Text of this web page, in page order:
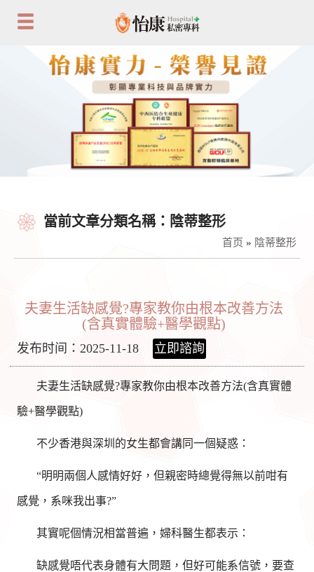
當前文章分類名稱：陰蒂整形
首页 » 陰蒂整形
夫妻生活缺感覺?專家教你由根本改善方法
(含真實體驗+醫學觀點)
发布时间：2025-11-18 立即諮詢
夫妻生活缺感覺?專家教你由根本改善方法(含真實體
驗+醫學觀點)
不少香港與深圳的女生都會講同一個疑惑：
“明明兩個人感情好好，但親密時總覺得無以前咁有
感覺，系咪我出事?”
其實呢個情況相當普遍，婦科醫生都表示：
缺感覺唔代表身體有大問題，但好可能系信號，要查